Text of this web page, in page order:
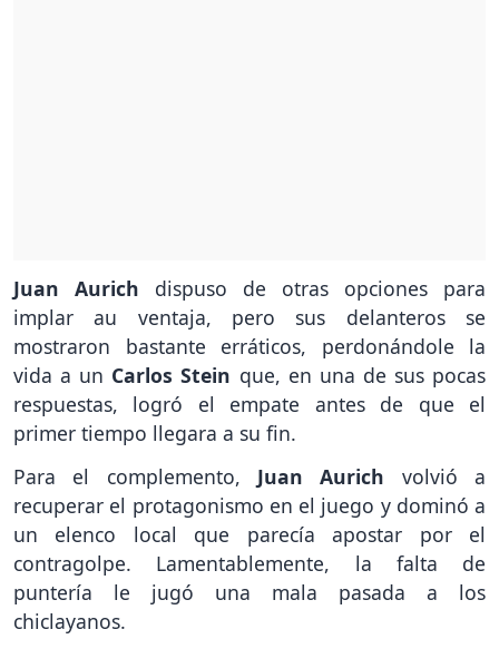
Juan Aurich dispuso de otras opciones para
implar au ventaja, pero sus delanteros se
mostraron bastante erráticos, perdonándole la
vida a un Carlos Stein que, en una de sus pocas
respuestas, logró el empate antes de que el
primer tiempo llegara a su fin.
Para el complemento, Juan Aurich volvió a
recuperar el protagonismo en el juego y dominó a
un elenco local que parecía apostar por el
contragolpe. Lamentablemente, la falta de
puntería le jugó una mala pasada a los
chiclayanos.